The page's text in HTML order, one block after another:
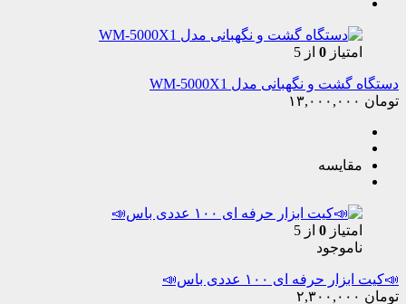
امتیاز 0 از 5
دستگاه گشت و نگهبانی مدل WM-5000X1
تومان
مقایسه
امتیاز 0 از 5
ناموجود
📣کیت ابزار حرفه ای ۱۰۰ عددی باس📣
تومان